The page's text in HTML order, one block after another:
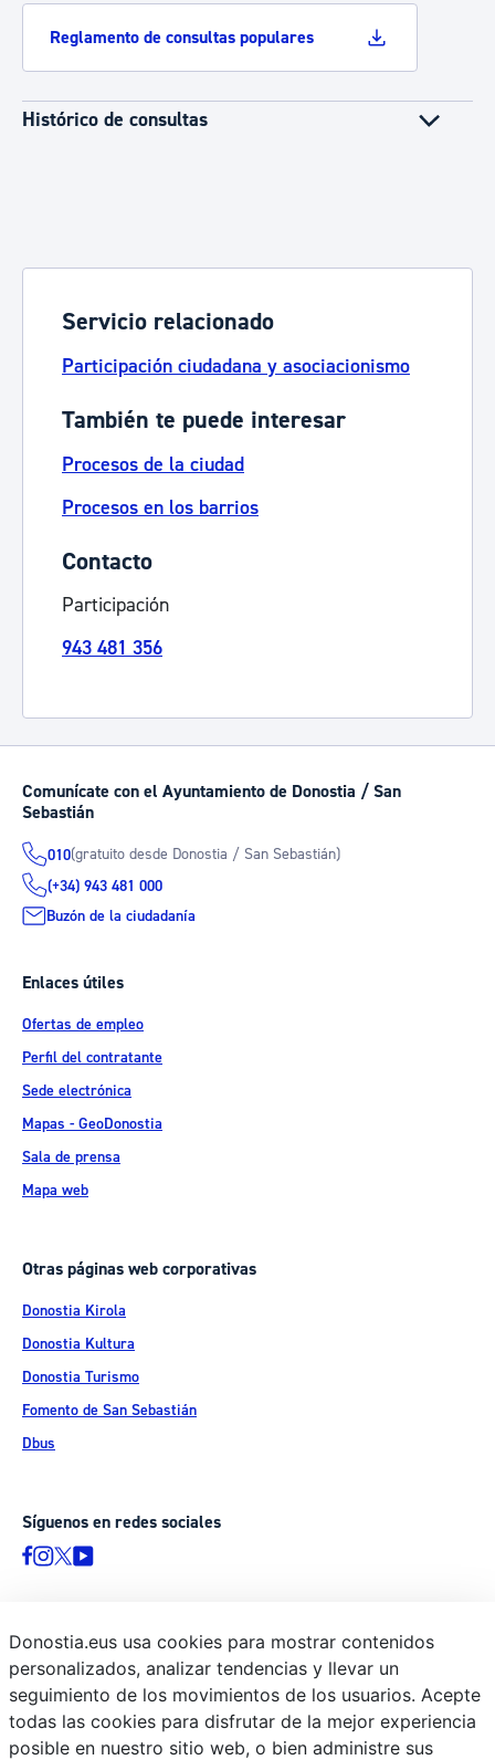
Reglamento de consultas populares
Histórico de consultas
Servicio relacionado
Participación ciudadana y asociacionismo
También te puede interesar
Procesos de la ciudad
Procesos en los barrios
Contacto
Participación
943 481 356
Comunícate con el Ayuntamiento de Donostia / San
Sebastián
010(gratuito desde Donostia / San Sebastián)
(+34) 943 481 000
Buzón de la ciudadanía
Enlaces útiles
Ofertas de empleo
Perfil del contratante
Sede electrónica
Mapas - GeoDonostia
Sala de prensa
Mapa web
Otras páginas web corporativas
Donostia Kirola
Donostia Kultura
Donostia Turismo
Fomento de San Sebastián
Dbus
Síguenos en redes sociales
© Donostiako Udala - Ayuntamiento de Donostia / San Sebastián
Ijentea 1, 20003 Donostia / San Sebastián
Aviso legal
Política de privacidad
Donostia.eus usa cookies para mostrar contenidos
personalizados, analizar tendencias y llevar un
seguimiento de los movimientos de los usuarios. Acepte
todas las cookies para disfrutar de la mejor experiencia
posible en nuestro sitio web, o bien administre sus